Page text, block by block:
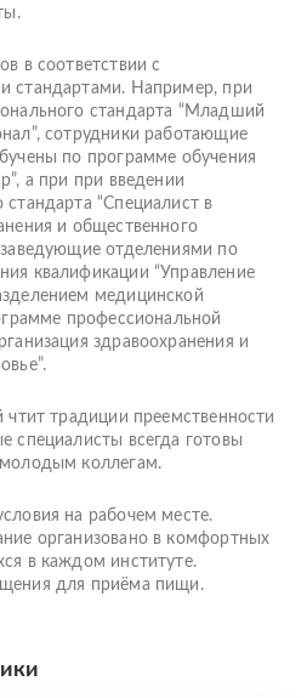
в соответствии с
стандартами. Например, при
стандарта “Младший
сотрудники работающие
по программе обучения
а при при введении
“Специалист в
и общественного
отделениями по
квалификации “Управление
медицинской
профессиональной
здравоохранения и
чтит традиции преемственности
специалисты всегда готовы
коллегам.
на рабочем месте.
организовано в комфортных
в каждом институте.
для приёма пищи.